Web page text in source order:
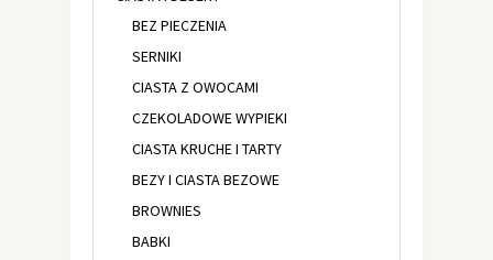
BEZ PIECZENIA
SERNIKI
CIASTA Z OWOCAMI
CZEKOLADOWE WYPIEKI
CIASTA KRUCHE I TARTY
BEZY I CIASTA BEZOWE
BROWNIES
BABKI